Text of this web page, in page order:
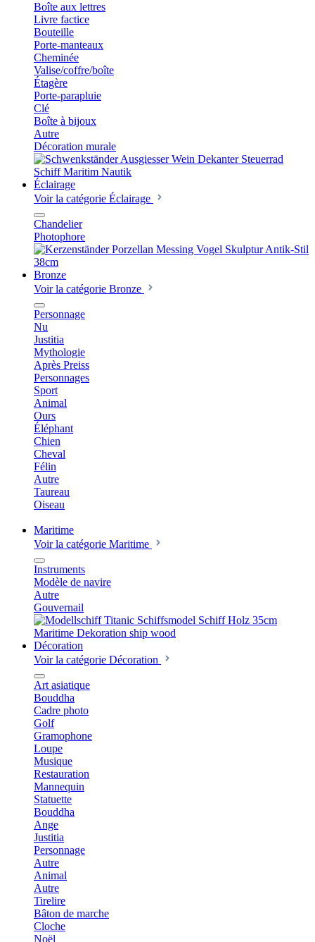
Boîte aux lettres
Livre factice
Bouteille
Porte-manteaux
Cheminée
Valise/coffre/boîte
Étagère
Porte-parapluie
Clé
Boîte à bijoux
Autre
Décoration murale
Éclairage
Voir la catégorie Éclairage
Chandelier
Photophore
Bronze
Voir la catégorie Bronze
Personnage
Nu
Justitia
Mythologie
Après Preiss
Personnages
Sport
Animal
Ours
Éléphant
Chien
Cheval
Félin
Autre
Taureau
Oiseau
Maritime
Voir la catégorie Maritime
Instruments
Modèle de navire
Autre
Gouvernail
Décoration
Voir la catégorie Décoration
Art asiatique
Bouddha
Cadre photo
Golf
Gramophone
Loupe
Musique
Restauration
Mannequin
Statuette
Bouddha
Ange
Justitia
Personnage
Autre
Animal
Autre
Tirelire
Bâton de marche
Cloche
Noël